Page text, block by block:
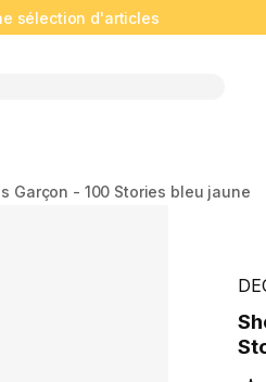
sélection d'articles
Garçon - 100 Stories bleu jaune
Short de bain surf à poches Garçon - 100